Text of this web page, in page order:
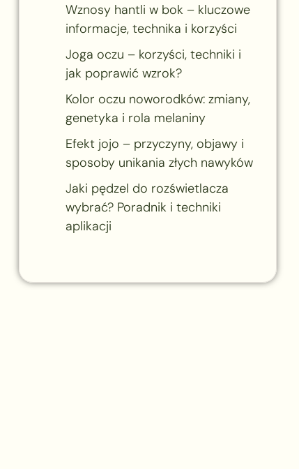
Wznosy hantli w bok – kluczowe
informacje, technika i korzyści
Joga oczu – korzyści, techniki i
jak poprawić wzrok?
Kolor oczu noworodków: zmiany,
genetyka i rola melaniny
Efekt jojo – przyczyny, objawy i
sposoby unikania złych nawyków
Jaki pędzel do rozświetlacza
wybrać? Poradnik i techniki
aplikacji